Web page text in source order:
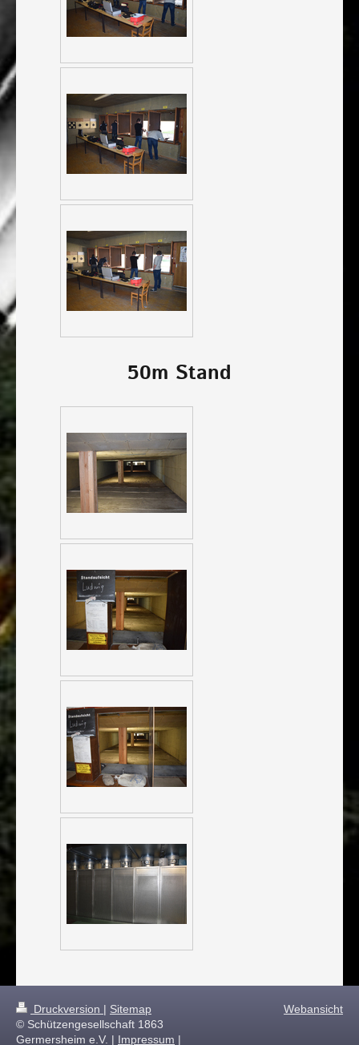
50m Stand
Druckversion | Sitemap
© Schützengesellschaft 1863
Germersheim e.V. | Impressum |
Webansicht